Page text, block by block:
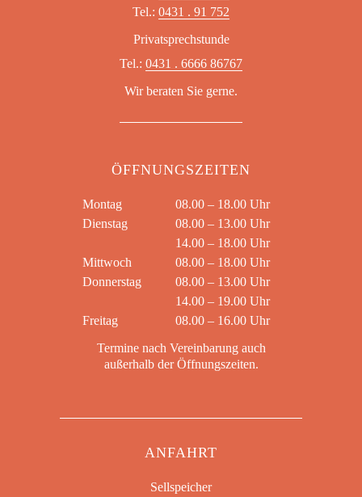
Tel.: 0431 . 91 752
Privatsprechstunde
Tel.: 0431 . 6666 86767
Wir beraten Sie gerne.
ÖFFNUNGSZEITEN
Montag
08.00 – 18.00 Uhr
Dienstag
08.00 – 13.00 Uhr
14.00 – 18.00 Uhr
Mittwoch
08.00 – 18.00 Uhr
Donnerstag
08.00 – 13.00 Uhr
14.00 – 19.00 Uhr
Freitag
08.00 – 16.00 Uhr
Termine nach Vereinbarung auch
außerhalb der Öffnungszeiten.
ANFAHRT
Sellspeicher